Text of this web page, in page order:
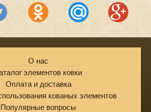
О нас
элементов ковки
Оплата и доставка
кованых элементов
Популярные вопросы